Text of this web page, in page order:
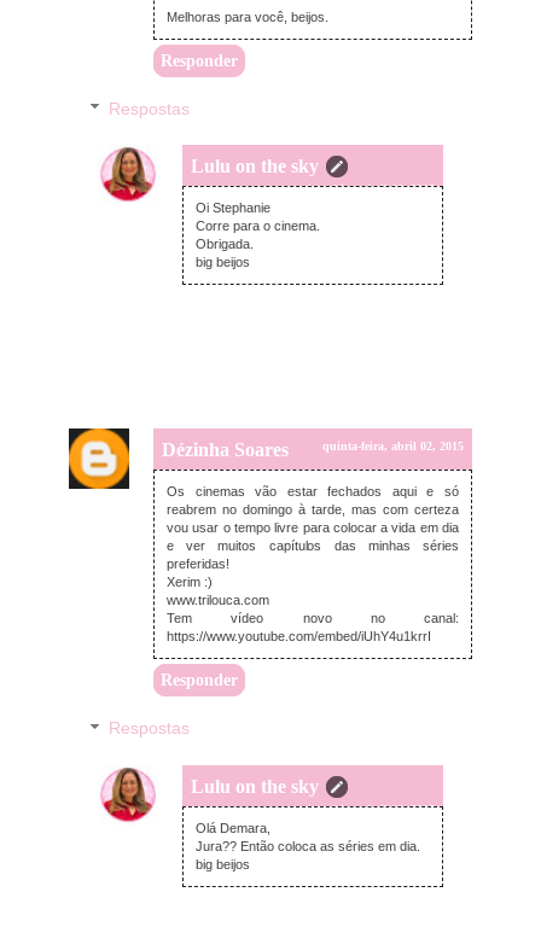
Melhoras para você, beijos.
Responder
Respostas
Lulu on the sky
quinta-feira, abril 02, 2015
Oi Stephanie
Corre para o cinema.
Obrigada.
big beijos
Dézinha Soares quinta-feira, abril 02, 2015
Os cinemas vão estar fechados aqui e só
reabrem no domingo à tarde, mas com certeza
vou usar o tempo livre para colocar a vida em dia
e ver muitos capítulos das minhas séries
preferidas!
Xerim :)
www.trilouca.com
Tem vídeo novo no canal:
https://www.youtube.com/embed/iUhY4u1krrI
Responder
Respostas
Lulu on the sky
quinta-feira, abril 02, 2015
Olá Demara,
Jura?? Então coloca as séries em dia.
big beijos